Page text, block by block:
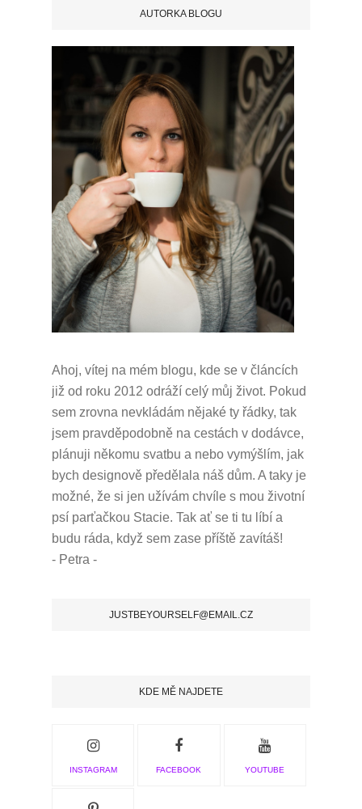
AUTORKA BLOGU
Ahoj, vítej na mém blogu, kde se v článcích
již od roku 2012 odráží celý můj život. Pokud
sem zrovna nevkládám nějaké ty řádky, tak
jsem pravděpodobně na cestách v dodávce,
plánuji někomu svatbu a nebo vymýšlím, jak
bych designově předělala náš dům. A taky je
možné, že si jen užívám chvíle s mou životní
psí parťačkou Stacie. Tak ať se ti tu líbí a
budu ráda, když sem zase příště zavítáš!
- Petra -
JUSTBEYOURSELF@EMAIL.CZ
KDE MĚ NAJDETE
INSTAGRAM FACEBOOK YOUTUBE